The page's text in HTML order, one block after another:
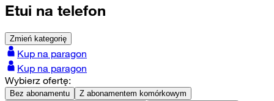
Etui na telefon
Zmień kategorię
Kup na paragon
Kup na paragon
Wybierz ofertę:
Bez abonamentu
Z abonamentem komórkowym